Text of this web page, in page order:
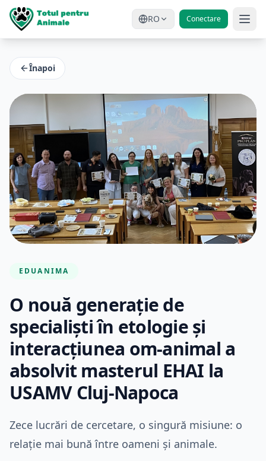
RO Conectare
Înapoi
EDUANIMA
O nouă generație de
specialiști în etologie și
interacțiunea om-animal a
absolvit masterul EHAI la
USAMV Cluj-Napoca
Zece lucrări de cercetare, o singură misiune: o
relație mai bună între oameni și animale.